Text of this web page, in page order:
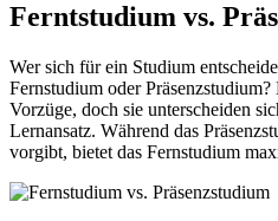
Ferntstudium vs.
Wer sich für ein Studium
Fernstudium oder
Vorzüge, doch sie unterscheiden
Lernansatz. Während das
vorgibt, bietet das Fernstudium